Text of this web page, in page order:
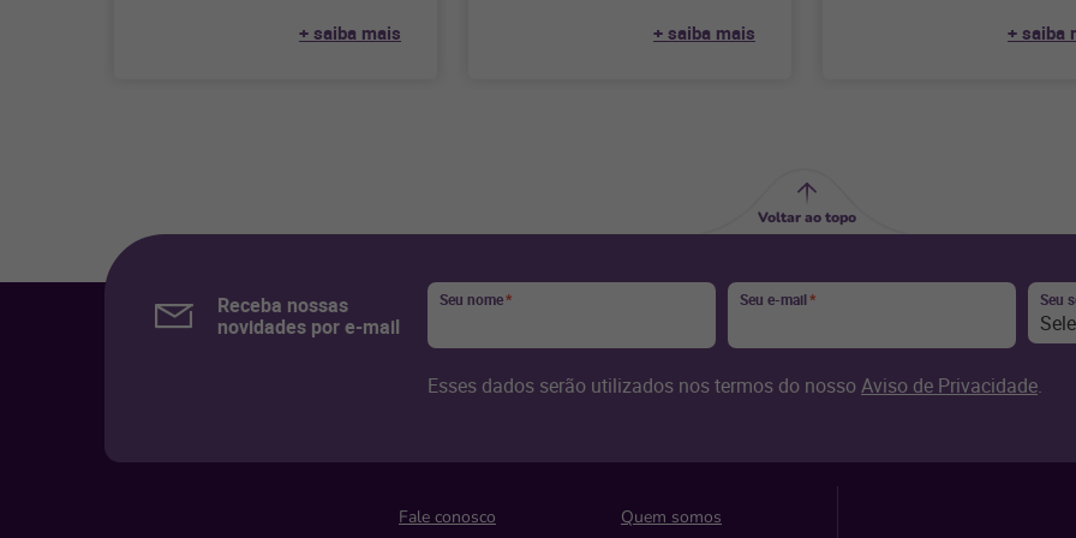
+ saiba mais + saiba mais
Descubra como melhorar as
+ saiba
Voltar ao topo
Receba nossas
novidades por e-mail
Seu nome* Seu e-mail* Seu
Esses dados serão utilizados nos termos do nossoAviso de Privacidade.
Fale conosco Quem somos